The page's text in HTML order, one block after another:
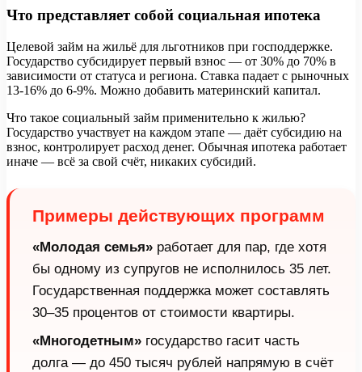
Что представляет собой социальная ипотека
Целевой займ на жильё для льготников при господдержке.
Государство субсидирует первый взнос — от 30% до 70% в
зависимости от статуса и региона. Ставка падает с рыночных
13-16% до 6-9%. Можно добавить материнский капитал.
Что такое социальный займ применительно к жилью?
Государство участвует на каждом этапе — даёт субсидию на
взнос, контролирует расход денег. Обычная ипотека работает
иначе — всё за свой счёт, никаких субсидий.
Примеры действующих программ
«Молодая семья» работает для пар, где хотя
бы одному из супругов не исполнилось 35 лет.
Государственная поддержка может составлять
30–35 процентов от стоимости квартиры.
«Многодетным» государство гасит часть
долга — до 450 тысяч рублей напрямую в счёт